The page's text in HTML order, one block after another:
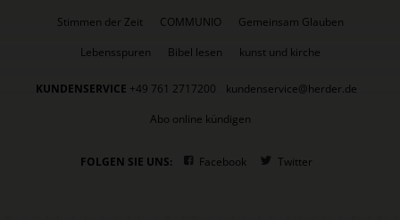
Stimmen der Zeit
COMMUNIO
Gemeinsam Glauben
Lebensspuren
Bibel lesen kunst und kirche
KUNDENSERVICE +49 761 2717200
kundenservice@herder.de
Abo online kündigen
FOLGEN SIE UNS: Facebook Twitter